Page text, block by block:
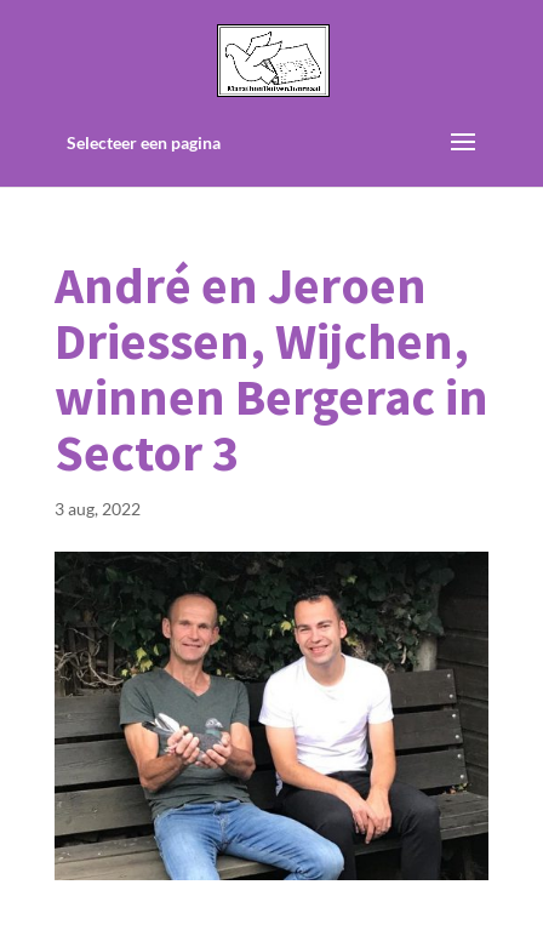
Selecteer een pagina
André en Jeroen
Driessen, Wijchen,
winnen Bergerac in
Sector 3
3 aug, 2022